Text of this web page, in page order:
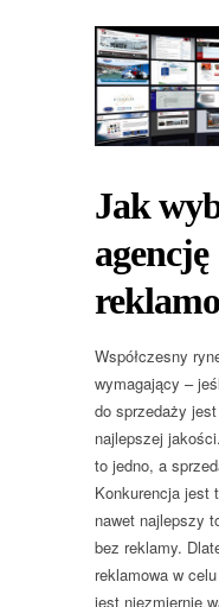
Jak
agencję
Współczesny
wymagający –
do sprzedaży
najlepszej
to jedno, a
Konkurencja jest
nawet najlepszy
bez reklamy.
reklamowa w
jest niezmiernie